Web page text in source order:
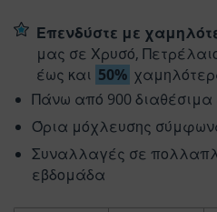
Επενδύστε με
μας σε Χρυσό,
έως και 50%
Πάνω από 900 διαθέσιμα
Όρια μόχλευσης
Συναλλαγές σε
εβδομάδα